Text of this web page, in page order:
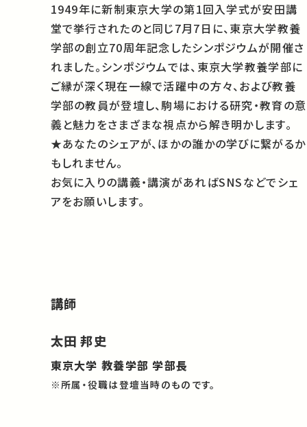
1949年に新制東京大学の第1回入学式が安田講
堂で挙行されたのと同じ7月7日に、東京大学教養
学部の創立70周年記念したシンポジウムが開催さ
れました。シンポジウムでは、東京大学教養学部に
ご縁が深く現在一線で活躍中の方々、および教養
学部の教員が登壇し、駒場における研究・教育の意
義と魅力をさまざまな視点から解き明かします。
★あなたのシェアが、ほかの誰かの学びに繋がるか
もしれません。
お気に入りの講義・講演があればSNSなどでシェ
アをお願いします。
講師
太田 邦史
東京大学 教養学部 学部長
※所属・役職は登壇当時のものです。